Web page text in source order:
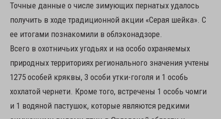
Точные данные о числе зимующих пернатых удалось
получить в ходе традиционной акции «Серая шейка». С
ее итогами познакомили в облэконадзоре.
Всего в охотничьих угодьях и на особо охраняемых
природных территориях регионального значения учтены
1275 особей кряквы, 3 особи утки-гоголя и 1 особь
хохлатой чернети. Кроме того, встречены 1 особь чомги
и 1 водяной пастушок, которые являются редкими